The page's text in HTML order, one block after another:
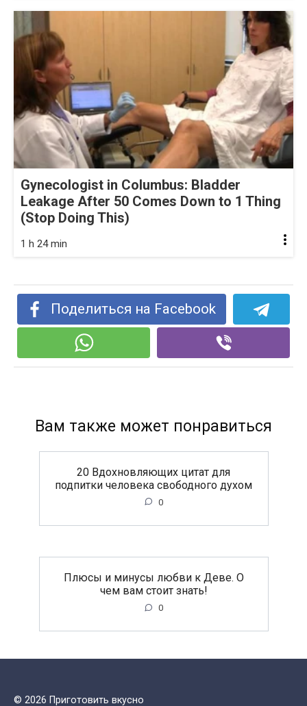
Gynecologist in Columbus: Bladder
Leakage After 50 Comes Down to 1 Thing
(Stop Doing This)
1 h 24 min
Поделиться на Facebook
Вам также может понравиться
20 Вдохновляющих цитат для
подпитки человека свободного духом
0
Плюсы и минусы любви к Деве. О
чем вам стоит знать!
0
© 2026 Приготовить вкусно